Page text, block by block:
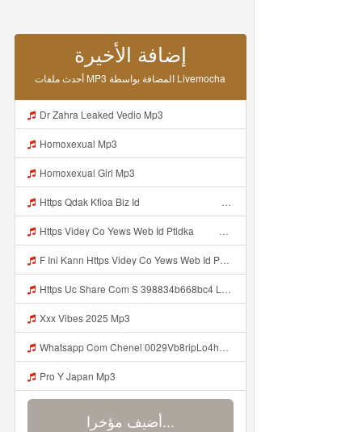
إضافة الأخيرة
أحدث ملفات MP3 المضافة بواسطة Livemocha
Dr Zahra Leaked Vedio Mp3
Homoxexual Mp3
Homoxexual Girl Mp3
Https Qdak Kfioa Biz Id ᅠ ᅠ ᅠ ᅠ ᅠ ᅠ ᅠ ᅠ ᅠ ᅠ ᅠ ᅠ ᅠ ᅠ ᅠ ᅠ ᅠ ᅠ ᅠ ᅠ OKK ᅠ ᅠ ᅠ ᅠ ᅠ ᅠ ᅠ ᅠ ᅠ ᅠ ᅠ ᅠ ᅠ ᅠ ᅠ ᅠ ᅠ ᅠ ᅠ ᅠ ᅠ ᅠ ᅠ ᅠ ᅠ ᅠ ᅠ ᅠ ᅠ ᅠ ᅠ ᅠ ᅠ ᅠ ᅠ ᅠ Mp3
Https Videy Co Yews Web Id Ptldka ᅠ ᅠ ᅠ ᅠ ᅠ ᅠ ᅠ ᅠ ᅠ ᅠ ᅠ ᅠ ᅠ ᅠ ᅠ ᅠ ᅠ ᅠ ᅠ ᅠ ᅠ ᅠ ᅠ ᅠ ᅠ ᅠ ᅠ ᅠ ᅠ ᅠ ᅠ ᅠ ᅠ ᅠ ᅠ ᅠ ᅠ ᅠ ᅠ ᅠ ᅠ ᅠ ᅠ ᅠ ᅠ ᅠ ᅠ ᅠ ᅠ ᅠ ᅠ ᅠ ᅠ ᅠ ᅠ ᅠ ᅠ ᅠ Mp3
F Ini Kann Https Videy Co Yews Web Id PTldKA ᅠ ᅠ ᅠ ᅠ ᅠ ᅠ ᅠ ᅠ ᅠ ᅠ ᅠ ᅠ ᅠ ᅠ ᅠ ᅠ ᅠ ᅠ ᅠ ᅠ ᅠ ᅠ ᅠ ᅠ ᅠ ᅠ ᅠ ᅠ ᅠ ᅠ ᅠ ᅠ ᅠ ᅠ ᅠ ᅠ ᅠ ᅠ ᅠ ᅠ ᅠ ᅠ ᅠ ᅠ ᅠ ᅠ ᅠ ᅠ ᅠ ᅠ ᅠ ᅠ ᅠ ᅠ ᅠ ᅠ ᅠ ᅠ Mp3
Https Uc Share Com S 398834b668bc4 La Ms Mp3
Xxx Vibes 2025 Mp3
Whatsapp Com Chenel 0029Vb8ripLo4hhXFyczz745 Mp3
Pro Y Japan Mp3
أضيف مؤخرا...